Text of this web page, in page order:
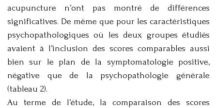
acupuncture n’ont pas montré de différences
significatives. De même que pour les caractéristiques
psychopathologiques où les deux groupes étudiés
avaient à l’inclusion des scores comparables aussi
bien sur le plan de la symptomatologie positive,
négative que de la psychopathologie générale
(tableau 2).
Au terme de l’étude, la comparaison des scores